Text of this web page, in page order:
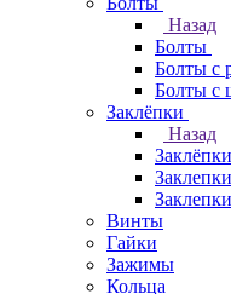
Назад
Болты
Болты с
Болты с
Заклёпки
Назад
Заклёпки
Винты
Гайки
Зажимы
Кольца